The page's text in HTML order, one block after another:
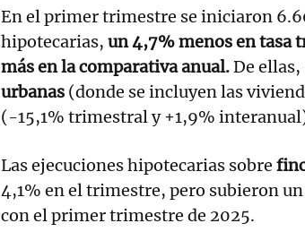
En el primer trimestre se iniciaron
hipotecarias, un 4,7% menos en tasa
más en la comparativa anual.De
urbanas (donde se incluyen las
(-15,1% trimestral y +1,9%
Las ejecuciones hipotecarias sobre
4,1% en el trimestre, pero subieron
con el primer trimestre de 2025.